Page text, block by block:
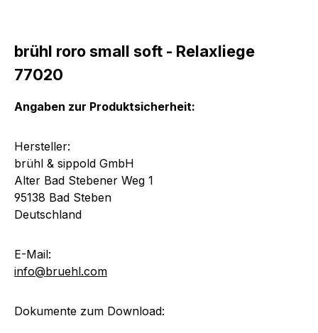
brühl roro small soft - Relaxliege
77020
Angaben zur Produktsicherheit:
Hersteller:
brühl & sippold GmbH
Alter Bad Stebener Weg 1
95138 Bad Steben
Deutschland
E-Mail:
info@bruehl.com
Dokumente zum Download: